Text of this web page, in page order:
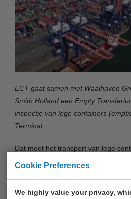
Cookie Preferences
We highly value your privacy,
ECT gaat samen met Waalhaven
Smith Holland een Empty
inspectie van lege containers
Terminal.
Dat moet het transport van lege
aan de noordkant van de